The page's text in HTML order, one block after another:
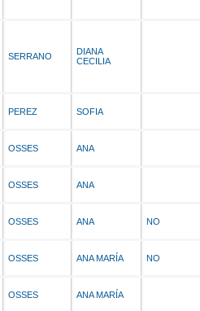
SERRANO
DIANA
CECILIA
PEREZ SOFIA
OSSES ANA
OSSES ANA
OSSES ANA NO
OSSES ANA MARÍA NO
OSSES ANA MARÍA